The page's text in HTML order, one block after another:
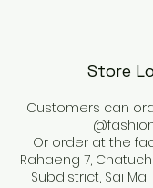
Store
Customers can
Or order at the
Rahaeng 7,
Subdistrict, Sai